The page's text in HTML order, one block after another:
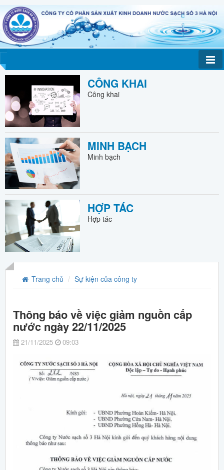
CÔNG KHAI
Công khai
MINH BẠCH
Minh bạch
HỢP TÁC
Hợp tác
Trang chủ Sự kiện của công ty
Thông báo về việc giảm nguồn cấp
nước ngày 22/11/2025
21/11/2025 09:03